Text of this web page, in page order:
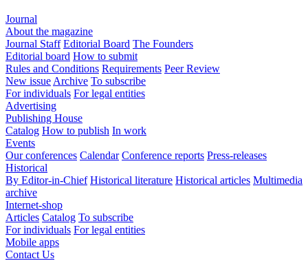
Journal
About the magazine
Journal Staff Editorial Board The Founders
Editorial board How to submit
Rules and Conditions Requirements Peer Review
New issue Archive To subscribe
For individuals For legal entities
Advertising
Publishing House
Catalog How to publish In work
Events
Our conferences Calendar Conference reports Press-releases
Historical
By Editor-in-Chief Historical literature Historical articles Multimedia
archive
Internet-shop
Articles Catalog To subscribe
For individuals For legal entities
Mobile apps
Contact Us